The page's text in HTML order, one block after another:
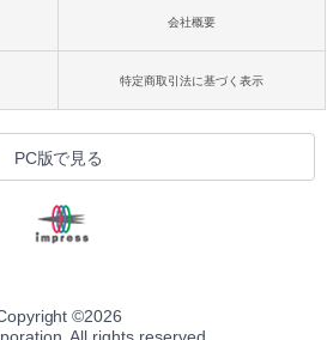
会社概要
特定商取引法に基づく表示
PC版で見る
©2026